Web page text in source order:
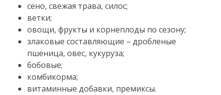
сено, свежая трава, силос;
ветки;
овощи, фрукты и корнеплоды по сезону;
злаковые составляющие – дробленые
пшеница, овес, кукуруза;
бобовые;
комбикорма;
витаминные добавки, премиксы.